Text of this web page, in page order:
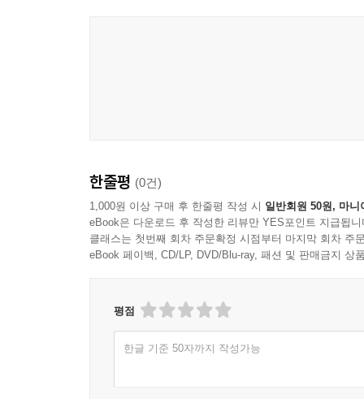
한줄평 (0건)
1,000원 이상 구매 후 한줄평 작성 시 일반회원 50원, 마니
eBook은 다운로드 후 작성한 리뷰만 YES포인트 지급됩니
클래스는 첫번째 회차 주문확정 시점부터 마지막 회차 주
eBook 페이백, CD/LP, DVD/Blu-ray, 패션 및 판매금지 상
평점
한글 기준 50자까지 작성가능